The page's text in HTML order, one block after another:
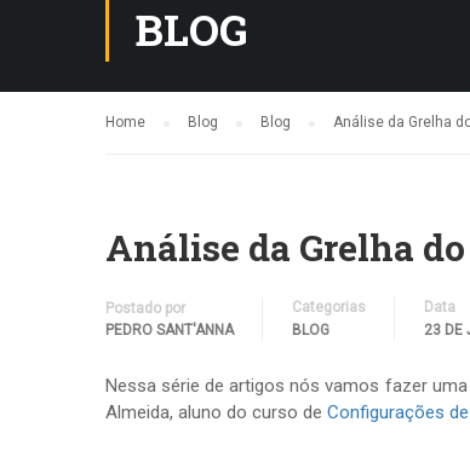
BLOG
Home Blog Blog Análise da Grelha
Análise da Grelha
Postado por
PEDRO SANT'ANNA
Categorias
BLOG
Data
23 DE
Nessa série de artigos nós vamos fazer
Almeida, aluno do curso de Configurações